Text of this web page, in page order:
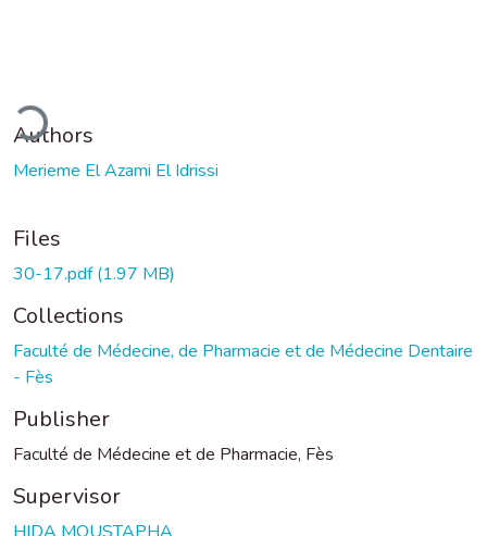
Authors
Merieme El Azami El Idrissi
Files
30-17.pdf(1.97 MB)
Collections
Faculté de Médecine, de Pharmacie et de Médecine Dentaire
- Fès
Publisher
Faculté de Médecine et de Pharmacie, Fès
Supervisor